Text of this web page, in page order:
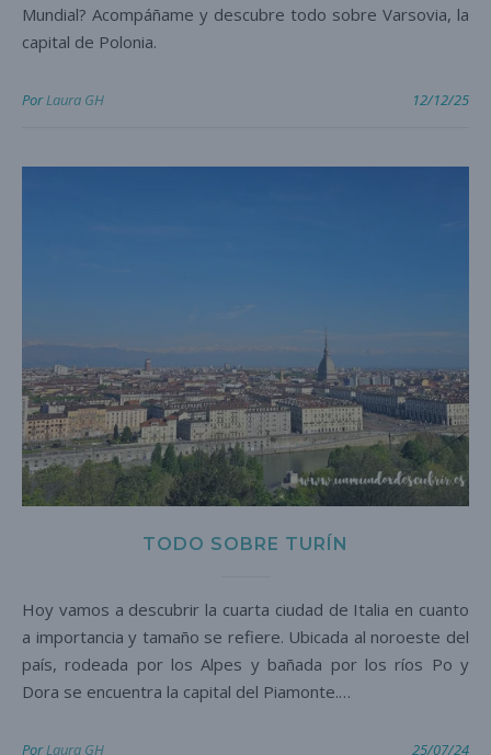
Mundial? Acompáñame y descubre todo sobre Varsovia, la
capital de Polonia.
PorLaura GH 12/12/25
TODO SOBRE TURÍN
Hoy vamos a descubrir la cuarta ciudad de Italia en cuanto
a importancia y tamaño se refiere. Ubicada al noroeste del
país, rodeada por los Alpes y bañada por los ríos Po y
Dora se encuentra la capital del Piamonte.…
PorLaura GH 25/07/24